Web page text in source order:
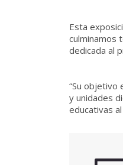
Esta
culminamos
dedicada al
“Su objetivo
y unidades
educativas